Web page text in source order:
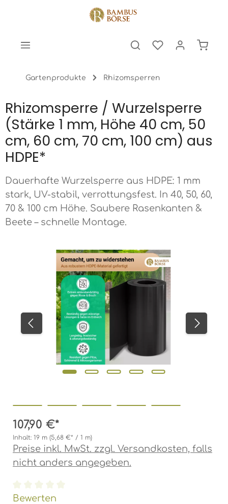
Gartenprodukte Rhizomsperren
Rhizomsperre / Wurzelsperre
(Stärke 1 mm, Höhe 40 cm, 50
cm, 60 cm, 70 cm, 100 cm) aus
HDPE*
Dauerhafte Wurzelsperre aus HDPE: 1 mm
stark, UV-stabil, verrottungsfest. In 40, 50, 60,
70 & 100 cm Höhe. Saubere Rasenkanten &
Beete – schnelle Montage.
Bildergalerie überspringen
107,90 €*
Inhalt: 19 m (5,68 €* / 1 m)
Preise inkl. MwSt. zzgl. Versandkosten, falls
nicht anders angegeben.
Durchschnittliche Bewertung von 0 von 5
Bewerten